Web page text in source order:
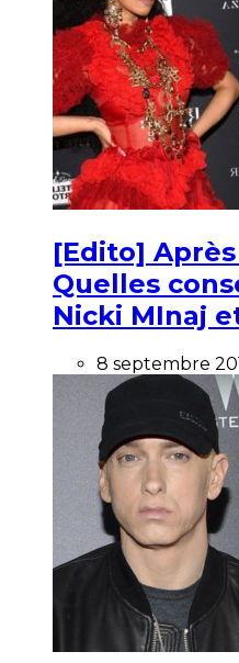
[Edito]
Quelles
Nicki MInaj
8 septembre